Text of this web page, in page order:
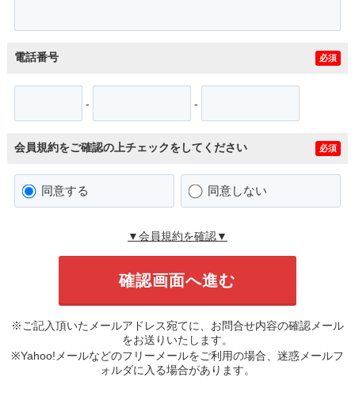
電話番号 必須
- -
会員規約をご確認の上チェックをしてください 必須
同意する 同意しない
▼会員規約を確認▼
※ご記入頂いたメールアドレス宛てに、お問合せ内容の確認メール
をお送りいたします。
※Yahoo!メールなどのフリーメールをご利用の場合、迷惑メールフ
ォルダに入る場合があります。